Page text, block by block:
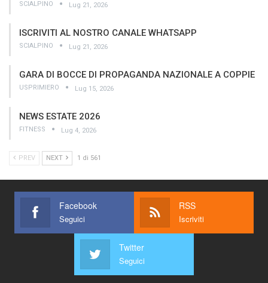
SCIALPINO Lug 21, 2026
ISCRIVITI AL NOSTRO CANALE WHATSAPP
SCIALPINO Lug 21, 2026
GARA DI BOCCE DI PROPAGANDA NAZIONALE A COPPIE
USPRIMIERO Lug 15, 2026
NEWS ESTATE 2026
FITNESS Lug 4, 2026
PREV NEXT 1 di 561
Facebook
Seguici
RSS
Iscriviti
Twitter
Seguici